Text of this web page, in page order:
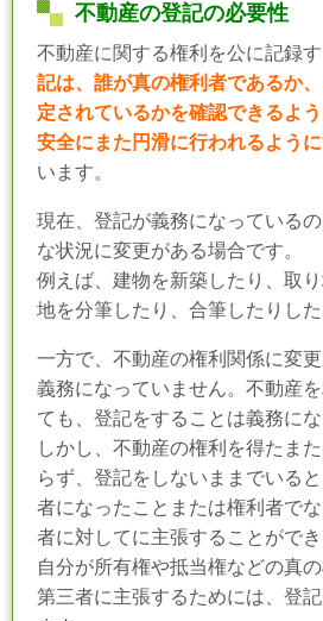
不動産の登記の必要性
不動産に関する権利を公に記録す
記は、誰が真の権利者であるか
定されているかを確認できるよ
安全にまた円滑に行われるよう
います。
現在、登記が義務になっている
な状況に変更がある場合です。
例えば、建物を新築したり、取
地を分筆したり、合筆したりした
一方で、不動産の権利関係に変
義務になっていません。不動産
ても、登記をすることは義務にな
しかし、不動産の権利を得たま
らず、登記をしないままでいる
者になったことまたは権利者で
者に対してに主張することができ
自分が所有権や抵当権などの真
第三者に主張するためには、登